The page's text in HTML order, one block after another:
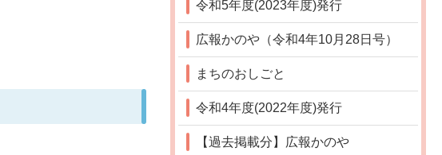
令和5年度(2023年度)発行
広報かのや（令和4年10月28日号）
まちのおしごと
令和4年度(2022年度)発行
【過去掲載分】広報かのや